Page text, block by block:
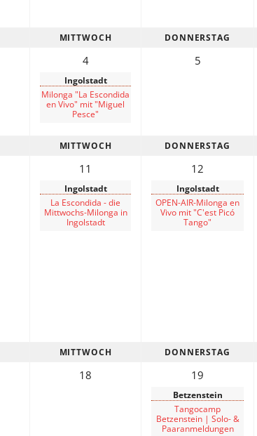
SteffiTango
Tango y más
MITTWOCH DONNERSTAG
4
Ingolstadt
Milonga "La Escondida
en Vivo" mit "Miguel
Pesce"
5
MITTWOCH DONNERSTAG
11
Ingolstadt
La Escondida - die
Mittwochs-Milonga in
Ingolstadt
12
Ingolstadt
OPEN-AIR-Milonga en
Vivo mit "C'est Picó
Tango"
MITTWOCH DONNERSTAG
18 19
Betzenstein
Tangocamp
Betzenstein | Solo- &
Paaranmeldungen